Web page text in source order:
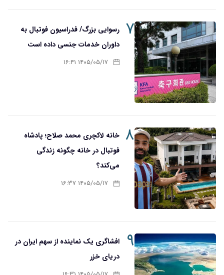
۷ رسوایی بزرگ/ فدراسیون فوتبال به
داوران خدمات جنسی داده است
۱۴۰۵/۰۵/۱۷ ۱۶:۴۱
۸ خانه لاکچری محمد صلاح؛ پادشاه
فوتبال در خانه چگونه زندگی
می‌کند؟
۱۴۰۵/۰۵/۱۷ ۱۶:۳۷
۹
افشاگری یک نماینده از سهم ایران در
دریای خزر